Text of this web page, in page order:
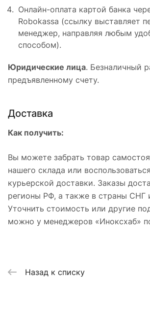
Онлайн-оплата картой банка
Robokassa (ссылку выставляет
менеджер, направляя любым
способом).
Юридические лица. Безналичный
предъявленному счету.
Доставка
Как получить:
Вы можете забрать товар
нашего склада или
курьерской доставки. Заказы
регионы РФ, а также в страны СНГ
Уточнить стоимость или другие
можно у менеджеров «Иноксхаб»
Назад к списку